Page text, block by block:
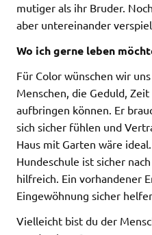
mutiger als ihr Bruder.
aber untereinander
Wo ich gerne leben
Für Color wünschen wir
Menschen, die Geduld,
aufbringen können. Er
sich sicher fühlen und
Haus mit Garten wäre
Hundeschule ist sicher
hilfreich. Ein vorhandener
Eingewöhnung sicher
Vielleicht bist du der